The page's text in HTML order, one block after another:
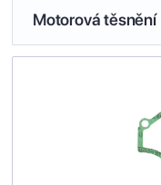
Motorová těsnění